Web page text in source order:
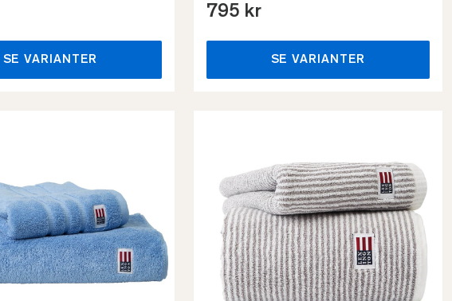
SE VARIANTER
795 kr
SE VARIANTER